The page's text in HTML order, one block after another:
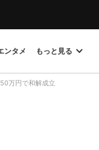
ンタメ もっと見る
万円で和解成立